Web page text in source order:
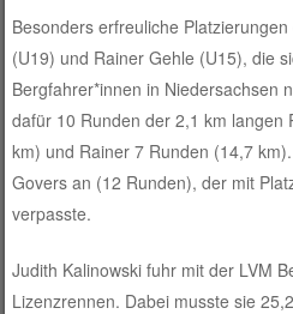
Besonders erfreuliche
(U19) und Rainer Gehle (U15), die
Bergfahrer*innen in Niedersachsen
dafür 10 Runden der 2,1 km langen
km) und Rainer 7 Runden (14,7
Govers an (12 Runden), der mit
verpasste.
Judith Kalinowski fuhr mit der LVM
Lizenzrennen. Dabei musste sie